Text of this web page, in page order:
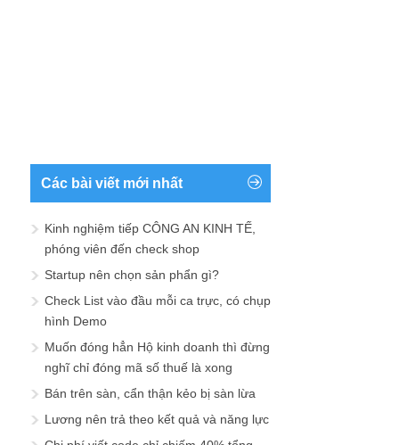
Các bài viết mới nhất
Kinh nghiệm tiếp CÔNG AN KINH TẾ,
phóng viên đến check shop
Startup nên chọn sản phẩn gì?
Check List vào đầu mỗi ca trực, có chụp
hình Demo
Muốn đóng hẳn Hộ kinh doanh thì đừng
nghĩ chỉ đóng mã số thuế là xong
Bán trên sàn, cẩn thận kẻo bị sàn lừa
Lương nên trả theo kết quả và năng lực